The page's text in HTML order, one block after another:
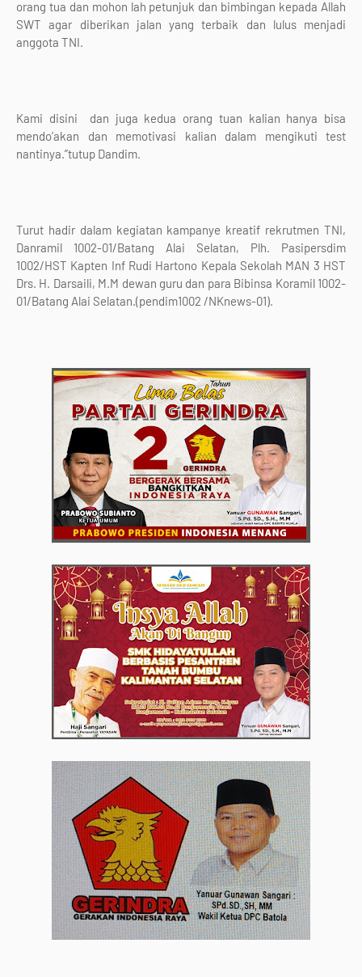
orang tua dan mohon lah petunjuk dan bimbingan kepada Allah
SWT agar diberikan jalan yang terbaik dan lulus menjadi
anggota TNI.
Kami disini dan juga kedua orang tuan kalian hanya bisa
mendo’akan dan memotivasi kalian dalam mengikuti test
nantinya.”tutup Dandim.
Turut hadir dalam kegiatan kampanye kreatif rekrutmen TNI,
Danramil 1002-01/Batang Alai Selatan, Plh. Pasipersdim
1002/HST Kapten Inf Rudi Hartono Kepala Sekolah MAN 3 HST
Drs. H. Darsaili, M.M dewan guru dan para Bibinsa Koramil 1002-
01/Batang Alai Selatan.(pendim1002 /NKnews-01).